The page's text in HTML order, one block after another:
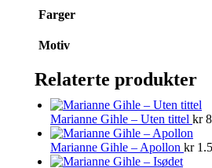
Farger
Motiv
Relaterte produkter
Marianne Gihle – Uten tittel kr
Marianne Gihle – Apollon kr